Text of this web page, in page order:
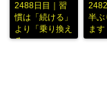
2488日目｜習
慣は「続ける」
より「乗り換え
る」
半ぶ
ます